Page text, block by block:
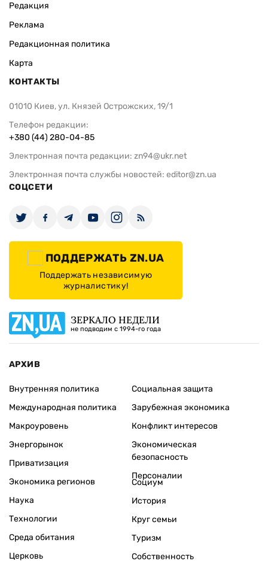
Редакция
Реклама
Редакционная политика
Карта
КОНТАКТЫ
01010 Киев, ул. Князей Острожских, 19/1
Телефон редакции:
+380 (44) 280-04-85
Электронная почта редакции: zn94@ukr.net
Электронная почта службы новостей: editor@zn.ua
СОЦСЕТИ
ПОДДЕРЖАТЬ ZN.UA
Поддержать независимую
журналистику!
ЗЕРКАЛО НЕДЕЛИ
не подводим с 1994-го года
АРХИВ
Внутренняя политика
Международная политика
Макроуровень
Энергорынок
Приватизация
Экономика регионов
Социальная защита
Зарубежная экономика
Конфликт интересов
Экономическая
безопасность
Персоналии
Наука
Технологии
Среда обитания
Церковь
Социум
История
Круг семьи
Туризм
Собственность